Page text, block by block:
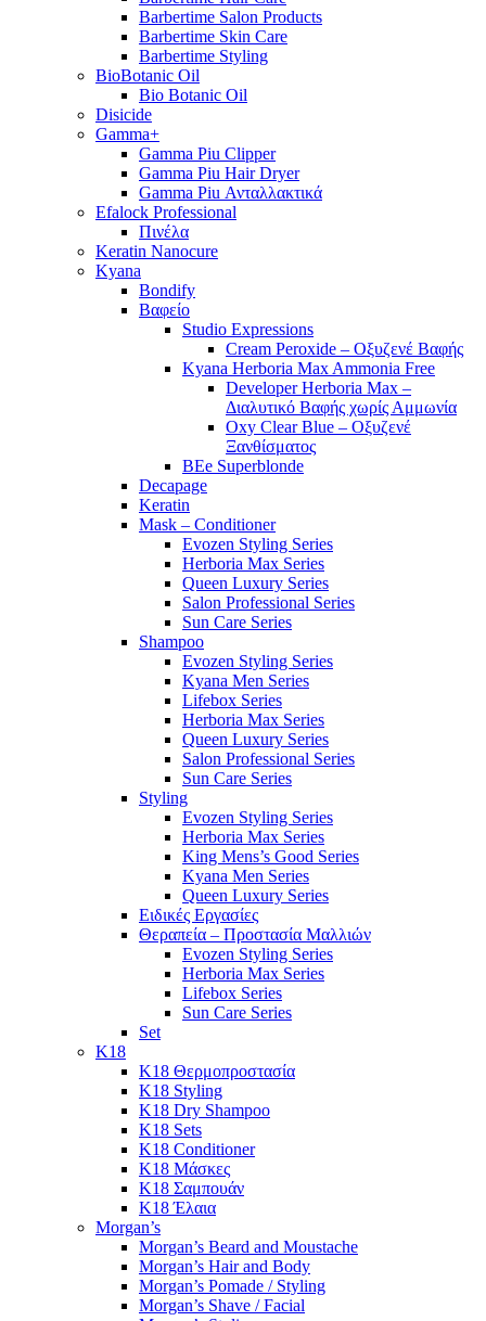
Barbertime Salon Products
Barbertime Skin Care
Barbertime Styling
BioBotanic Oil
Bio Botanic Oil
Disicide
Gamma+
Gamma Piu Clipper
Gamma Piu Hair Dryer
Gamma Piu Ανταλλακτικά
Efalock Professional
Πινέλα
Keratin Nanocure
Kyana
Bondify
Βαφείο
Studio Expressions
Cream Peroxide – Οξυζενέ Βαφής
Kyana Herboria Max Ammonia Free
Developer Herboria Max –
Διαλυτικό Βαφής χωρίς Αμμωνία
Oxy Clear Blue – Οξυζενέ
Ξανθίσματος
BEe Superblonde
Decapage
Keratin
Mask – Conditioner
Evozen Styling Series
Herboria Max Series
Queen Luxury Series
Salon Professional Series
Sun Care Series
Shampoo
Evozen Styling Series
Kyana Men Series
Lifebox Series
Herboria Max Series
Queen Luxury Series
Salon Professional Series
Sun Care Series
Styling
Evozen Styling Series
Herboria Max Series
King Mens’s Good Series
Kyana Men Series
Queen Luxury Series
Ειδικές Εργασίες
Θεραπεία – Προστασία Μαλλιών
Evozen Styling Series
Herboria Max Series
Lifebox Series
Sun Care Series
Set
K18
K18 Θερμοπροστασία
K18 Styling
K18 Dry Shampoo
K18 Sets
K18 Conditioner
K18 Μάσκες
K18 Σαμπουάν
K18 Έλαια
Morgan’s
Morgan’s Beard and Moustache
Morgan’s Hair and Body
Morgan’s Pomade / Styling
Morgan’s Shave / Facial